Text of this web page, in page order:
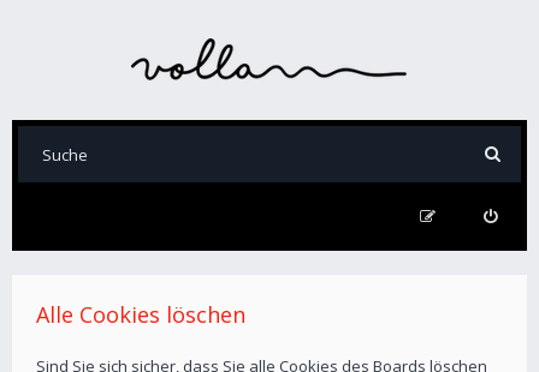
Alle Cookies löschen
Sind Sie sich sicher, dass Sie alle Cookies des Boards löschen